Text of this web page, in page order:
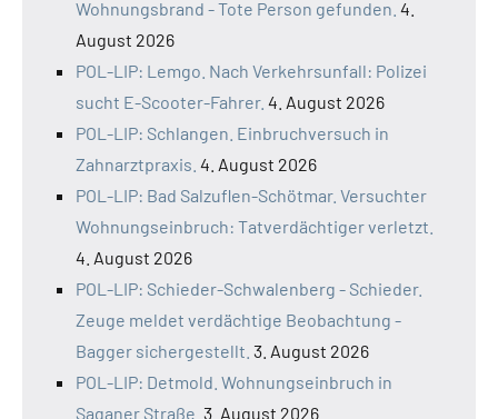
Wohnungsbrand - Tote Person gefunden. 4.
August 2026
POL-LIP: Lemgo. Nach Verkehrsunfall: Polizei
sucht E-Scooter-Fahrer. 4. August 2026
POL-LIP: Schlangen. Einbruchversuch in
Zahnarztpraxis. 4. August 2026
POL-LIP: Bad Salzuflen-Schötmar. Versuchter
Wohnungseinbruch: Tatverdächtiger verletzt.
4. August 2026
POL-LIP: Schieder-Schwalenberg - Schieder.
Zeuge meldet verdächtige Beobachtung -
Bagger sichergestellt. 3. August 2026
POL-LIP: Detmold. Wohnungseinbruch in
Saganer Straße. 3. August 2026